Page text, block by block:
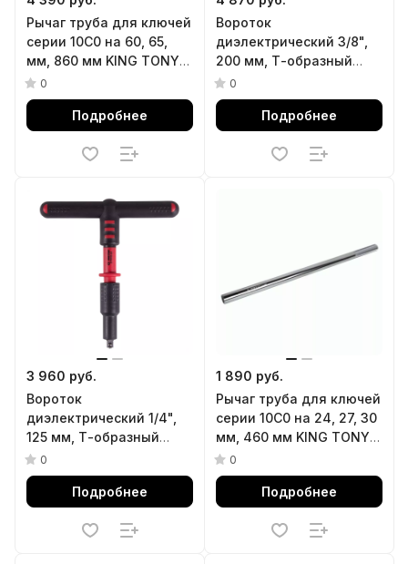
Рычаг труба для ключей
серии 10C0 на 60, 65,
мм, 860 мм KING TONY
113086
0
Подробнее
Вороток
диэлектрический 3/8",
200 мм, Т-образный
KING TONY 3178VE-08
0
Подробнее
3 960 руб.
Вороток
диэлектрический 1/4",
125 мм, Т-образный
KING TONY 2178VE-05
0
Подробнее
1 890 руб.
Рычаг труба для ключей
серии 10C0 на 24, 27, 30
мм, 460 мм KING TONY
111946
0
Подробнее